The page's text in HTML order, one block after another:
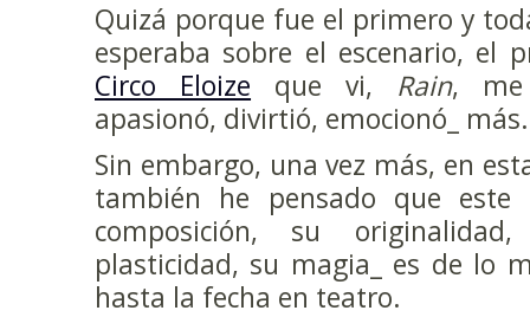
Quizá porque fue el primero y
esperaba sobre el escenario, el
Circo Eloize que vi, Rain, me
apasionó, divirtió, emocionó_ más.
Sin embargo, una vez más, en
también he pensado que este
composición, su
plasticidad, su magia_ es de lo
hasta la fecha en teatro.